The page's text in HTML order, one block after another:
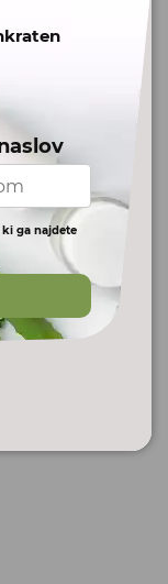
ki ga najdete